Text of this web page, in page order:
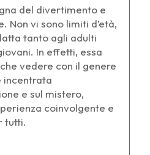
del divertimento e
Non vi sono limiti d’età,
tanto agli adulti
In effetti, essa
vedere con il genere
incentrata
e sul mistero,
coinvolgente e
tutti.